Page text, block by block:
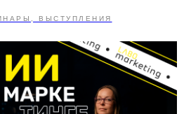
ВЫСТУПЛЕНИЯ